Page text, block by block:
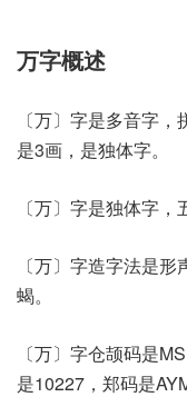
万字概述
〔万〕字是多音字
是3画，是独体字。
〔万〕字是独体字，
〔万〕字造字法是
蝎。
〔万〕字仓颉码是
是10227，郑码是